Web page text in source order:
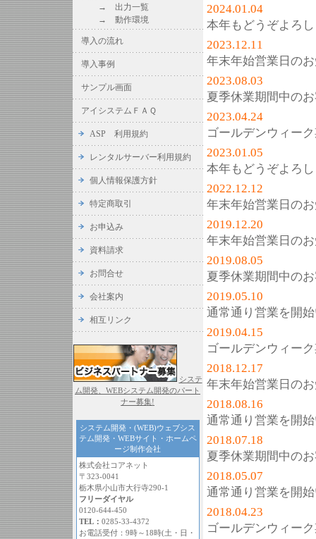
→ 出力一覧
→ 動作環境
導入の流れ
導入事例
サンプル画面
アイシステムＦＡＱ
ASP 利用規約
レンタルサーバー利用規約
個人情報保護方針
特定商取引
お申込み
資料請求
お問合せ
会社案内
相互リンク
システ
ム開発、WEBシステム開発のパート
ナー募集!
システム開発・(WEB)ウェブシス
テム開発・WEBサイト・ホームペ
ージ制作会社
株式会社コアネット
〒323-0041
栃木県小山市大行寺290-1
フリーダイヤル
0120-644-450
TEL： 0285-33-4372
お電話受付：9時～18時(土・日・
2024.01.04
本年もどうぞよろ
2023.12.11
年末年始営業日の
2023.08.03
夏季休業期間中の
2023.04.24
ゴールデンウィー
2023.01.05
本年もどうぞよろ
2022.12.12
年末年始営業日の
2019.12.20
年末年始営業日の
2019.08.05
夏季休業期間中の
2019.05.10
通常通り営業を開
2019.04.15
ゴールデンウィー
2018.12.17
年末年始営業日の
2018.08.16
通常通り営業を開
2018.07.18
夏季休業期間中の
2018.05.07
通常通り営業を開
2018.04.23
ゴールデンウィー